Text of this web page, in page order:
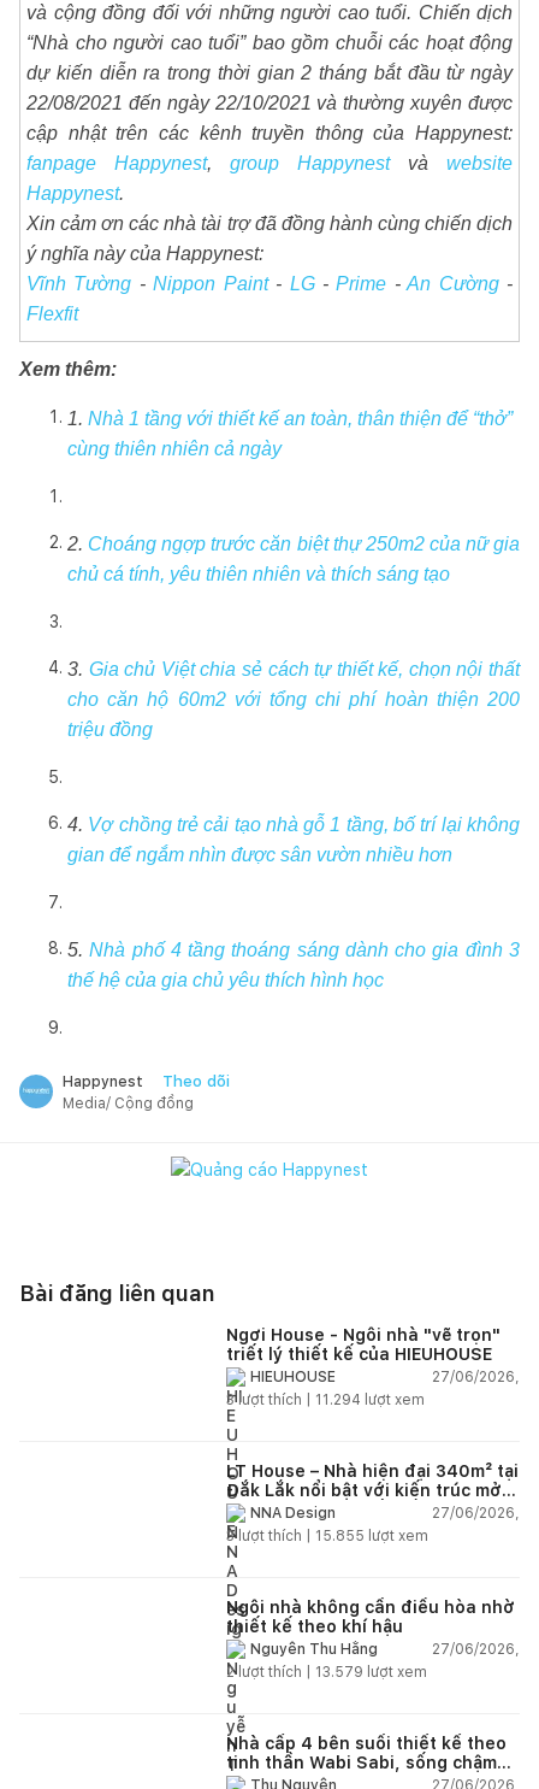
và cộng đồng đối với những người cao tuổi. Chiến dịch
“Nhà cho người cao tuổi” bao gồm chuỗi các hoạt động
dự kiến diễn ra trong thời gian 2 tháng bắt đầu từ ngày
22/08/2021 đến ngày 22/10/2021 và thường xuyên được
cập nhật trên các kênh truyền thông của Happynest:
fanpage Happynest, group Happynestvà website
Happynest.
Xin cảm ơn các nhà tài trợ đã đồng hành cùng chiến dịch
ý nghĩa này của Happynest:
Vĩnh Tường -Nippon Paint- LG-Prime -An Cường-
Flexfit
Xem thêm:
1. Nhà 1 tầng với thiết kế an toàn, thân thiện để “thở”
cùng thiên nhiên cả ngày
2. Choáng ngợp trước căn biệt thự 250m2 của nữ gia
chủ cá tính, yêu thiên nhiên và thích sáng tạo
3. Gia chủ Việt chia sẻ cách tự thiết kế, chọn nội thất
cho căn hộ 60m2 với tổng chi phí hoàn thiện 200
triệu đồng
4. Vợ chồng trẻ cải tạo nhà gỗ 1 tầng, bố trí lại không
gian để ngắm nhìn được sân vườn nhiều hơn
5.Nhà phố 4 tầng thoáng sáng dành cho gia đình 3
thế hệ của gia chủ yêu thích hình học
Happynest Theo dõi
Media/ Cộng đồng
Bài đăng liên quan
Ngơi House - Ngôi nhà "vẽ trọn"
triết lý thiết kế của HIEUHOUSE
HIEUHOUSE
27/06/2026,
3lượt thích | 11.294 lượt xem
LT House – Nhà hiện đại 340m² tại
Đắk Lắk nổi bật với kiến trúc mở
và hệ sân vườn kết nối thiên
nhiên
NNA Design
27/06/2026,
3lượt thích | 15.855 lượt xem
Ngôi nhà không cần điều hòa nhờ
thiết kế theo khí hậu
Nguyễn Thu Hằng
27/06/2026,
2lượt thích | 13.579 lượt xem
Nhà cấp 4 bên suối thiết kế theo
tinh thần Wabi Sabi, sống chậm
giữa thiên nhiên
27/06/2026,